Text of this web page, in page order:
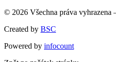
© 2026 Všechna práva vyhrazena
Created by BSC
Powered by infocount